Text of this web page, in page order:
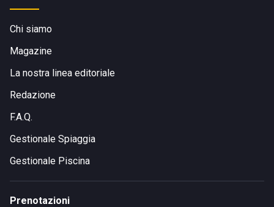
Chi siamo
Magazine
La nostra linea editoriale
Redazione
F.A.Q.
Gestionale Spiaggia
Gestionale Piscina
Prenotazioni